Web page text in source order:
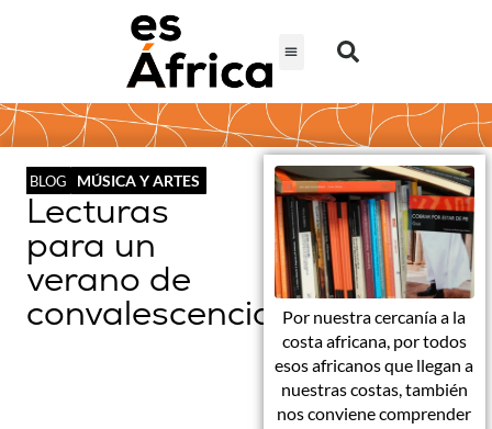
BLOG MÚSICA Y ARTES
Lecturas
para un
verano de
convalescenciasPor nuestra cercanía a la
costa africana, por todos
esos africanos que llegan a
nuestras costas, también
nos conviene comprender